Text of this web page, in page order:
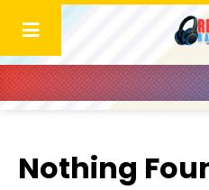
content
Nothing